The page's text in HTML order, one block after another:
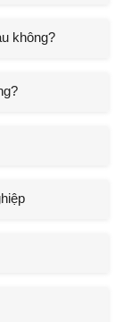
không?